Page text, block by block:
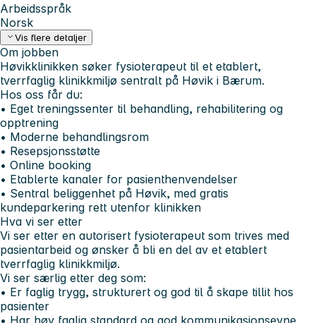
Arbeidsspråk
Norsk
Vis flere detaljer
Om jobben
Høvikklinikken søker fysioterapeut til et etablert,
tverrfaglig klinikkmiljø sentralt på Høvik i Bærum.
Hos oss får du:
• Eget treningssenter til behandling, rehabilitering og
opptrening
• Moderne behandlingsrom
• Resepsjonsstøtte
• Online booking
• Etablerte kanaler for pasienthenvendelser
• Sentral beliggenhet på Høvik, med gratis
kundeparkering rett utenfor klinikken
Hva vi ser etter
Vi ser etter en autorisert fysioterapeut som trives med
pasientarbeid og ønsker å bli en del av et etablert
tverrfaglig klinikkmiljø.
Vi ser særlig etter deg som:
• Er faglig trygg, strukturert og god til å skape tillit hos
pasienter